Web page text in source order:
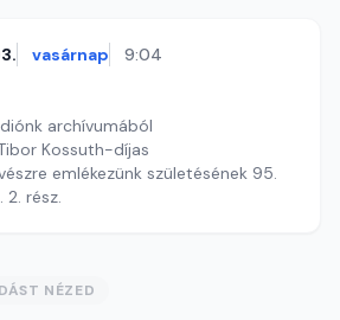
vasárnap 9:04
archívumából
Kossuth-díjas
emlékezünk születésének 95.
2. rész.
NÉZED